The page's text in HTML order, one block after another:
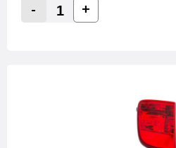
Decrease Quantity:
-
Increase
+